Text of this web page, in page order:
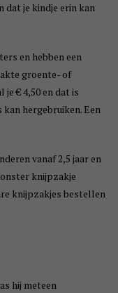
dat je kindje erin kan
en hebben een
groente- of
€ 4,50 en dat is
hergebruiken. Een
vanaf 2,5 jaar en
knijpzakje
knijpzakjes bestellen
hij meteen